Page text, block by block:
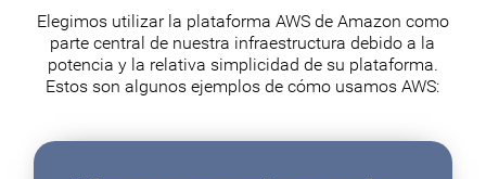
Elegimos utilizar la plataforma AWS de Amazon como
parte central de nuestra infraestructura debido a la
potencia y la relativa simplicidad de su plataforma.
Estos son algunos ejemplos de cómo usamos AWS: